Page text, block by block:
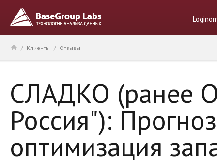
/ Клиенты / Отзывы
СЛАДКО (ранее
Россия"):
оптимизация